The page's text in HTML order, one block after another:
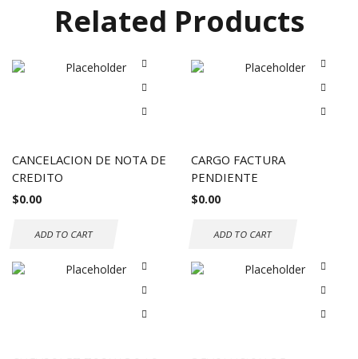
Related Products
CANCELACION DE NOTA DE
CREDITO
$0.00
ADD TO CART
CARGO FACTURA
PENDIENTE
$0.00
ADD TO CART